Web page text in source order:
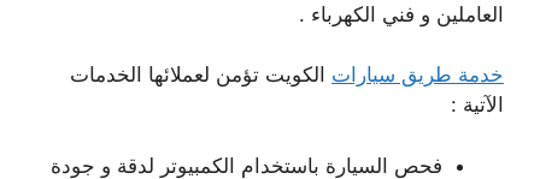
العاملين و فني الكهرباء .
خدمة طريق سيارات الكويت تؤمن لعملائها الخدمات
الآتية :
فحص السيارة باستخدام الكمبيوتر لدقة و جودة